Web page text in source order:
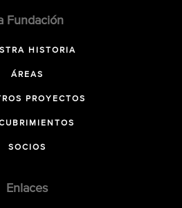
Fundación
HISTORIA
ÁREAS
PROYECTOS
SOCIOS
Enlaces